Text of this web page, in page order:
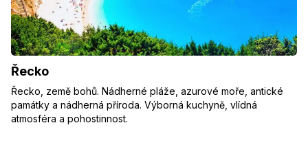
Řecko
Řecko, země bohů. Nádherné pláže, azurové moře, antické
památky a nádherná příroda. Výborná kuchyně, vlídná
atmosféra a pohostinnost.